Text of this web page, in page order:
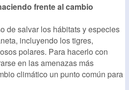
frente al cambio
de salvar los hábitats y especies
incluyendo los tigres,
polares. Para hacerlo con
en las amenazas más
climático un punto común para